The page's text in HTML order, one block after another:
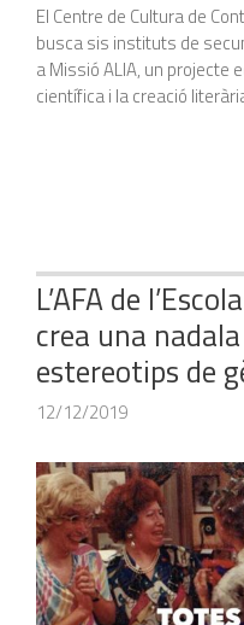
El Centre de Cultura de
busca sis instituts de
a Missió ALIA, un projecte
científica i la creació
L’AFA de
crea una
estereotips de
12/12/2019